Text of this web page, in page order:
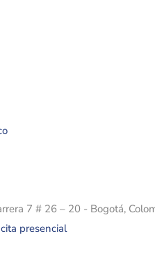
7 # 26 – 20 - Bogotá,
presencial